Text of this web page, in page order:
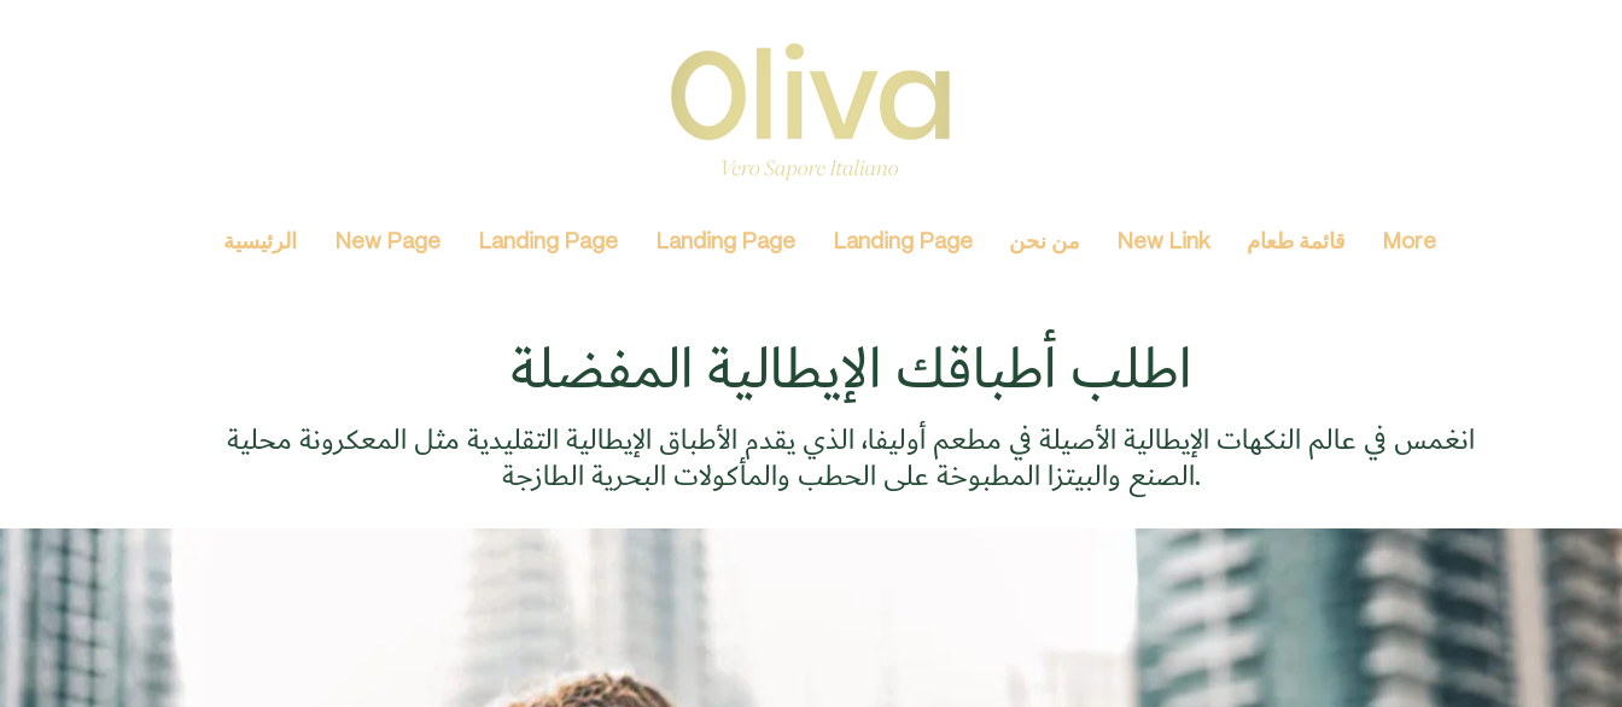
الرئيسية New Page Landing Page Landing Page Landing Page من نحن New Link قائمة طعام More
اطلب أطباقك الإيطالية المفضلة
انغمس في عالم النكهات الإيطالية الأصيلة في مطعم أوليفا، الذي يقدم الأطباق الإيطالية التقليدية مثل المعكرونة محلية
الصنع والبيتزا المطبوخة على الحطب والمأكولات البحرية الطازجة.